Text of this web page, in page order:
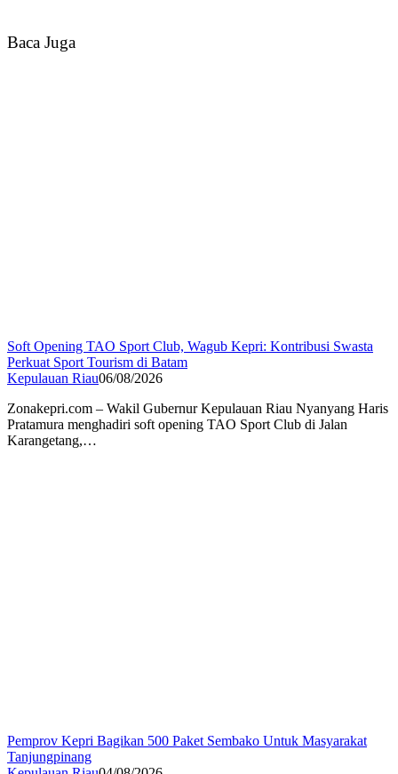
Baca Juga
Soft Opening TAO Sport Club, Wagub Kepri: Kontribusi Swasta
Perkuat Sport Tourism di Batam
Kepulauan Riau06/08/2026
Zonakepri.com – Wakil Gubernur Kepulauan Riau Nyanyang Haris
Pratamura menghadiri soft opening TAO Sport Club di Jalan
Karangetang,…
Pemprov Kepri Bagikan 500 Paket Sembako Untuk Masyarakat
Tanjungpinang